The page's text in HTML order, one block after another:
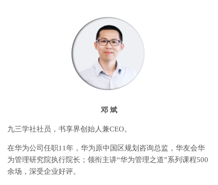
邓 斌
九三学社社员，书享界创始人兼CEO。
在华为公司任职11年，华为原中国区规划咨询总监，华友会华
为管理研究院执行院长；领衔主讲“华为管理之道”系列课程500
余场，深受企业好评。